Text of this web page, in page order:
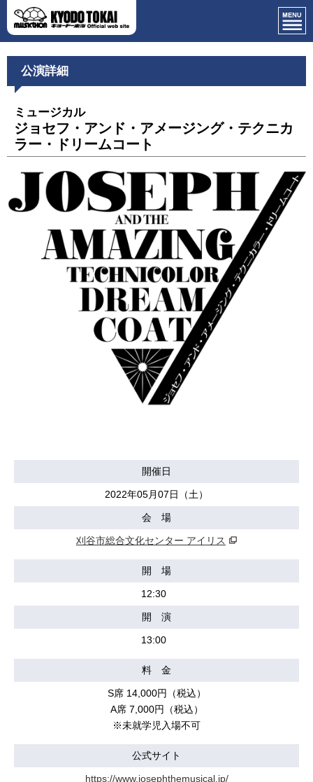
公演詳細
ミュージカル
ジョセフ・アンド・アメージング・テクニカ
ラー・ドリームコート
開催日
2022年05月07日（土）
会 場
刈谷市総合文化センター アイリス
開 場
12:30
開 演
13:00
料 金
S席 14,000円（税込）
A席 7,000円（税込）
※未就学児入場不可
公式サイト
https://www.josephthemusical.jp/